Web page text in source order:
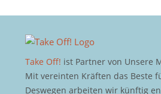
Take Off! ist Partner von Unsere
Mit vereinten Kräften das Beste
Deswegen arbeiten wir künftig